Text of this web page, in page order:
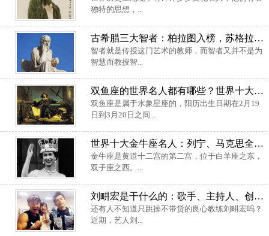
独特的思想，...
古希腊三大智者：柏拉图入榜，苏格拉底位居第一名
智者就是传授这门艺术的教师，而智者又并不是为
智慧而教授智...
双鱼座的世界名人都有哪些？世界十大双鱼座名人
双鱼座是属于水象星座的，阳历出生日期在2月19
日到3月20日之间...
世界十大金牛座名人：列宁、马克思全上榜
金牛座是黄道十二宫的第二宫，位于白羊座之东，
双子座之西。...
刘畊宏是干什么的：歌手、主持人、创作人和演员
还有人不知道只跳操不带货的良心教练刘畊宏吗？
近期，艺人刘...